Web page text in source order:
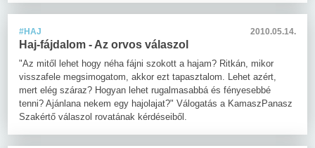
#HAJ 2010.05.14.
Haj-fájdalom - Az orvos válaszol
"Az mitől lehet hogy néha fájni szokott a hajam? Ritkán, mikor
visszafele megsimogatom, akkor ezt tapasztalom. Lehet azért,
mert elég száraz? Hogyan lehet rugalmasabbá és fényesebbé
tenni? Ajánlana nekem egy hajolajat?" Válogatás a KamaszPanasz
Szakértő válaszol rovatának kérdéseiből.